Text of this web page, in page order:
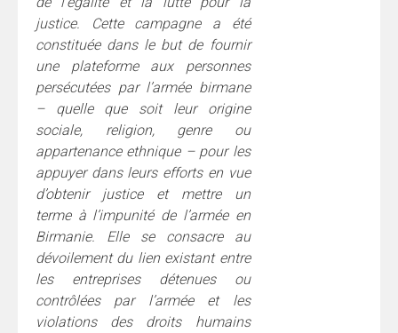
justice. Cette campagne a été
constituée dans le but de fournir
une plateforme aux personnes
persécutées par l’armée birmane
– quelle que soit leur origine
sociale, religion, genre ou
appartenance ethnique – pour les
appuyer dans leurs efforts en vue
d’obtenir justice et mettre un
terme à l’impunité de l’armée en
Birmanie. Elle se consacre au
dévoilement du lien existant entre
les entreprises détenues ou
contrôlées par l’armée et les
violations des droits humains